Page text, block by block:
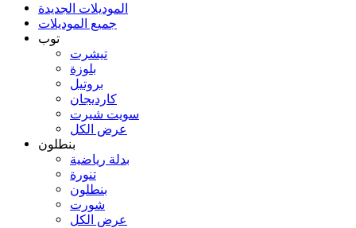
الموديلات الجديدة
جميع الموديلات
توب
تيشرت
بلوزة
بروتيل
كارديجان
سويت شيرت
عرض الكل
بنطلون
بدلة رياضية
تنورة
بنطلون
شورت
عرض الكل